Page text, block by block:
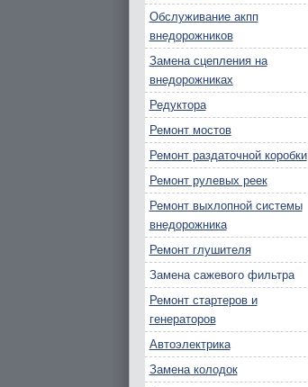
Обслуживание акпп
внедорожников
Замена сцепления на
внедорожниках
Редуктора
Ремонт мостов
Ремонт раздаточной коробки
Ремонт рулевых реек
Ремонт выхлопной системы
внедорожника
Ремонт глушителя
Замена сажевого фильтра
Ремонт стартеров и
генераторов
Автоэлектрика
Замена колодок